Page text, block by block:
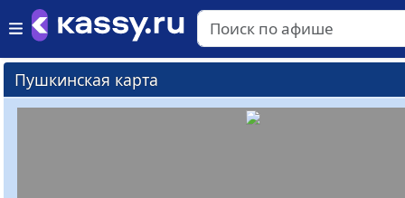
Пушкинская карта